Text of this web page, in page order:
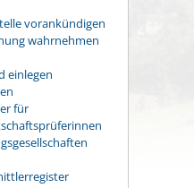
vorankündigen
wahrnehmen
einlegen
für